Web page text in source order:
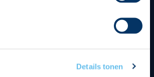
Details tonen